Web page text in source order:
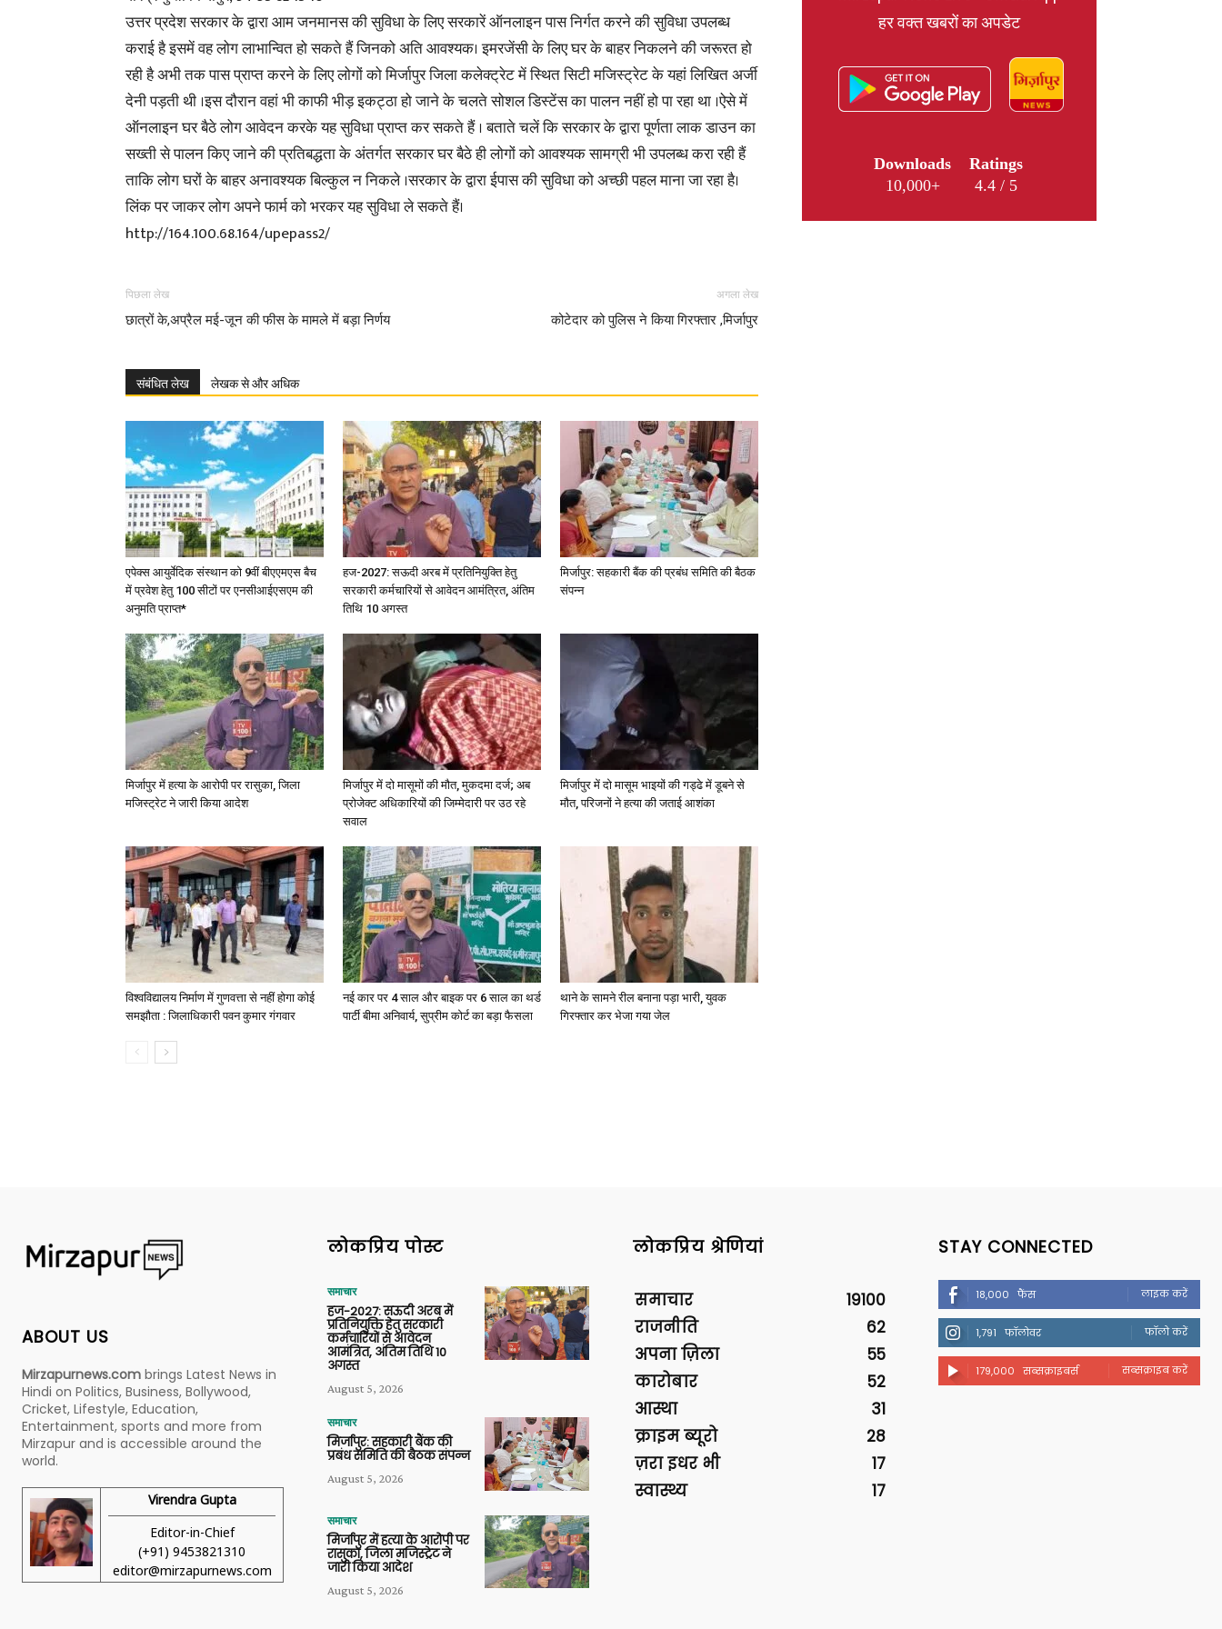
News,
in
Hindi,
Today
Hindi
News
उत्तर प्रदेश सरकार के द्वारा आम जनमानस की सुविधा के लिए सरकारें ऑनलाइन पास निर्गत करने की सुविधा उपलब्ध
कराई है इसमें वह लोग लाभान्वित हो सकते हैं जिनको अति आवश्यक। इमरजेंसी के लिए घर के बाहर निकलने की जरूरत हो
रही है अभी तक पास प्राप्त करने के लिए लोगों को मिर्जापुर जिला कलेक्ट्रेट में स्थित सिटी मजिस्ट्रेट के यहां लिखित अर्जी
देनी पड़ती थी ।इस दौरान वहां भी काफी भीड़ इकट्ठा हो जाने के चलते सोशल डिस्टेंस का पालन नहीं हो पा रहा था ।ऐसे में
ऑनलाइन घर बैठे लोग आवेदन करके यह सुविधा प्राप्त कर सकते हैं । बताते चलें कि सरकार के द्वारा पूर्णता लाक डाउन का
सख्ती से पालन किए जाने की प्रतिबद्धता के अंतर्गत सरकार घर बैठे ही लोगों को आवश्यक सामग्री भी उपलब्ध करा रही हैं
ताकि लोग घरों के बाहर अनावश्यक बिल्कुल न निकले ।सरकार के द्वारा ईपास की सुविधा को अच्छी पहल माना जा रहा है।
लिंक पर जाकर लोग अपने फार्म को भरकर यह सुविधा ले सकते हैं।
http://164.100.68.164/upepass2/
पिछला लेख
छात्रों के,अप्रैल मई-जून की फीस के मामले में बड़ा निर्णय
अगला लेख
कोटेदार को पुलिस ने किया गिरफ्तार ,मिर्जापुर
संबंधित लेख लेखक से और अधिक
एपेक्स आयुर्वेदिक संस्थान को 9वीं बीएएमएस बैच
में प्रवेश हेतु 100 सीटों पर एनसीआईएसएम की
अनुमति प्राप्त*
हज-2027: सऊदी अरब में प्रतिनियुक्ति हेतु
सरकारी कर्मचारियों से आवेदन आमंत्रित, अंतिम
तिथि 10 अगस्त
मिर्जापुर: सहकारी बैंक की प्रबंध समिति की बैठक
संपन्न
मिर्जापुर में हत्या के आरोपी पर रासुका, जिला
मजिस्ट्रेट ने जारी किया आदेश
मिर्जापुर में दो मासूमों की मौत, मुकदमा दर्ज; अब
प्रोजेक्ट अधिकारियों की जिम्मेदारी पर उठ रहे
सवाल
मिर्जापुर में दो मासूम भाइयों की गड्ढे में डूबने से
मौत, परिजनों ने हत्या की जताई आशंका
विश्वविद्यालय निर्माण में गुणवत्ता से नहीं होगा कोई
समझौता : जिलाधिकारी पवन कुमार गंगवार
नई कार पर 4 साल और बाइक पर 6 साल का थर्ड
पार्टी बीमा अनिवार्य, सुप्रीम कोर्ट का बड़ा फैसला
थाने के सामने रील बनाना पड़ा भारी, युवक
गिरफ्तार कर भेजा गया जेल
हर वक्त खबरों का अपडेट
Downloads
10,000+
Ratings
4.4 / 5
ABOUT US
Mirzapurnews.com brings Latest News in
Hindi on Politics, Business, Bollywood,
Cricket, Lifestyle, Education,
Entertainment, sports and more from
Mirzapur and is accessible around the
world.
Virendra Gupta
Editor-in-Chief
(+91) 9453821310
editor@mirzapurnews.com
लोकप्रिय पोस्ट
समाचार
हज-2027: सऊदी अरब में
प्रतिनियुक्ति हेतु सरकारी
कर्मचारियों से आवेदन
आमंत्रित, अंतिम तिथि 10
अगस्त
August 5, 2026
समाचार
मिर्जापुर: सहकारी बैंक की
प्रबंध समिति की बैठक संपन्न
August 5, 2026
समाचार
मिर्जापुर में हत्या के आरोपी पर
रासुका, जिला मजिस्ट्रेट ने
जारी किया आदेश
August 5, 2026
लोकप्रिय श्रेणियां
समाचार
19100
राजनीति
62
अपना ज़िला
55
कारोबार
52
आस्था
31
क्राइम ब्यूरो
28
ज़रा इधर भी
17
स्वास्थ्य
17
STAY CONNECTED
18,000 फैंस लाइक करें
1,791 फॉलोवर फॉलो करें
179,000 सब्सक्राइबर्स सब्सक्राइब करें